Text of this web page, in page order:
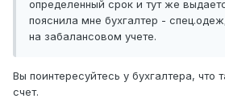
определенный срок и тут же
пояснила мне бухгалтер -
на забалансовом учете.
Вы поинтересуйтесь у бухгалтера, что
счет.